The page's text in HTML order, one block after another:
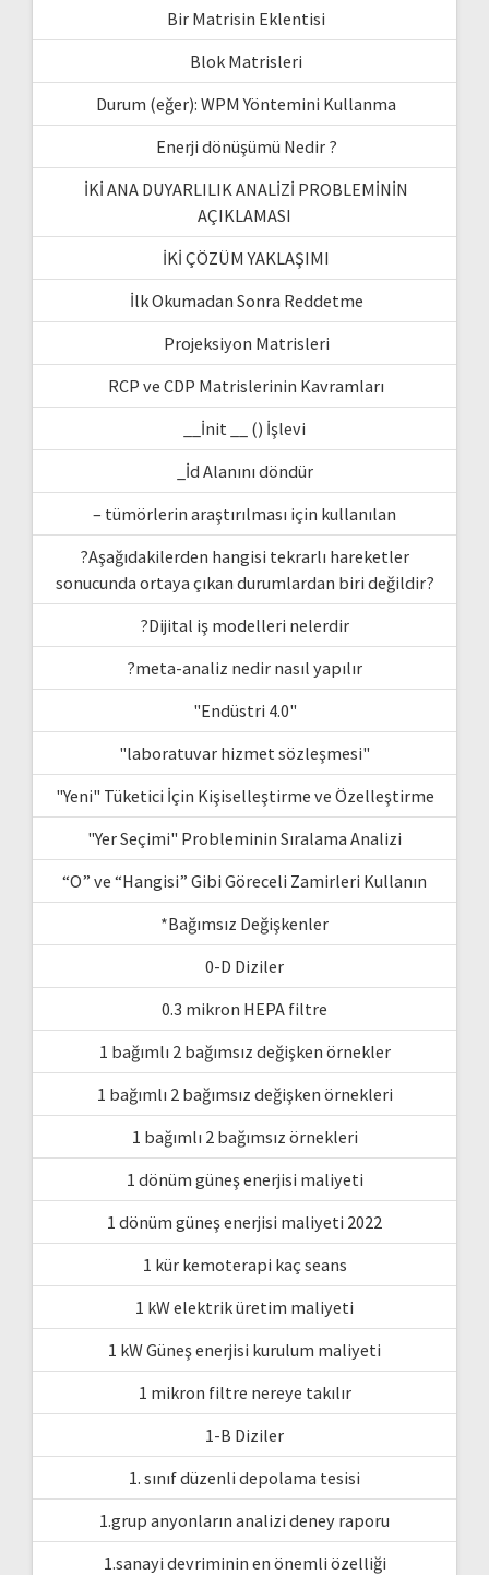
Bir Matrisin Eklentisi
Blok Matrisleri
Durum (eğer): WPM Yöntemini Kullanma
Enerji dönüşümü Nedir ?
İKİ ANA DUYARLILIK ANALİZİ PROBLEMİNİN
AÇIKLAMASI
İKİ ÇÖZÜM YAKLAŞIMI
İlk Okumadan Sonra Reddetme
Projeksiyon Matrisleri
RCP ve CDP Matrislerinin Kavramları
__İnit __ () İşlevi
_İd Alanını döndür
– tümörlerin araştırılması için kullanılan
?Aşağıdakilerden hangisi tekrarlı hareketler
sonucunda ortaya çıkan durumlardan biri değildir?
?Dijital iş modelleri nelerdir
?meta-analiz nedir nasıl yapılır
"Endüstri 4.0"
"laboratuvar hizmet sözleşmesi"
"Yeni" Tüketici İçin Kişiselleştirme ve Özelleştirme
"Yer Seçimi" Probleminin Sıralama Analizi
“O” ve “Hangisi” Gibi Göreceli Zamirleri Kullanın
*Bağımsız Değişkenler
0-D Diziler
0.3 mikron HEPA filtre
1 bağımlı 2 bağımsız değişken örnekler
1 bağımlı 2 bağımsız değişken örnekleri
1 bağımlı 2 bağımsız örnekleri
1 dönüm güneş enerjisi maliyeti
1 dönüm güneş enerjisi maliyeti 2022
1 kür kemoterapi kaç seans
1 kW elektrik üretim maliyeti
1 kW Güneş enerjisi kurulum maliyeti
1 mikron filtre nereye takılır
1-B Diziler
1. sınıf düzenli depolama tesisi
1.grup anyonların analizi deney raporu
1.sanayi devriminin en önemli özelliği